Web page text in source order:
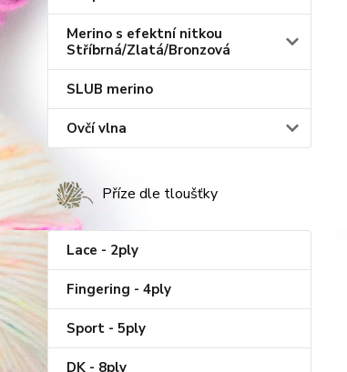
Merino s efektní nitkou
Stříbrná/Zlatá/Bronzová
SLUB merino
Ovčí vlna
Příze dle tloušťky
Lace - 2ply
Fingering - 4ply
Sport - 5ply
DK - 8ply